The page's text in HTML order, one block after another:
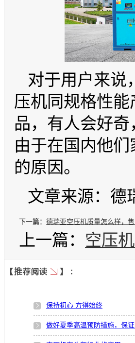
对于用户来说
压机同规格性
品，有人会好
由于在国内他
的原因。
文章来源：德
下一篇： 德瑞亚空压机质量怎么样，
上一篇： 空压
保持初心 方得始终
做好夏季高温预防措施，保